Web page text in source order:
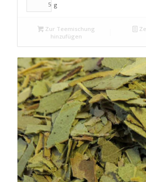
g
Zur Teemischung
hinzufügen